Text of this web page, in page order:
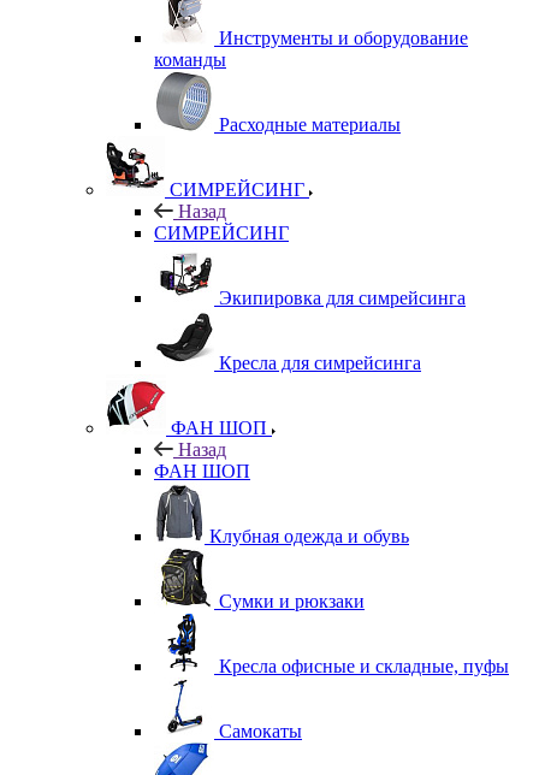
Инструменты и оборудование
команды
Расходные материалы
СИМРЕЙСИНГ
Назад
СИМРЕЙСИНГ
Экипировка для симрейсинга
Кресла для симрейсинга
ФАН ШОП
Назад
ФАН ШОП
Клубная одежда и обувь
Сумки и рюкзаки
Кресла офисные и складные, пуфы
Самокаты